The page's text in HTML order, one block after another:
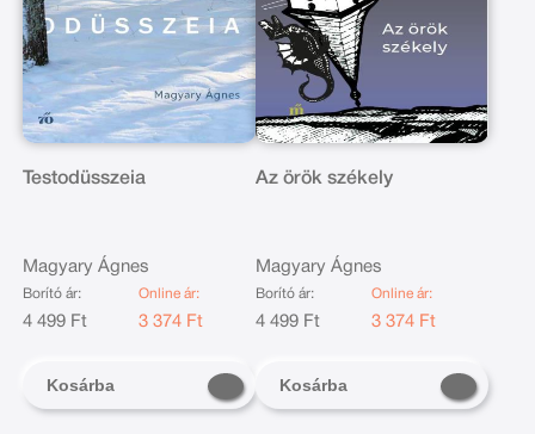
Testodüsszeia
Magyary Ágnes
Borító ár:
4 499 Ft
Online ár:
3 374 Ft
Kosárba
Az örök székely
Magyary Ágnes
Borító ár:
4 499 Ft
Online ár:
3 374 Ft
Kosárba